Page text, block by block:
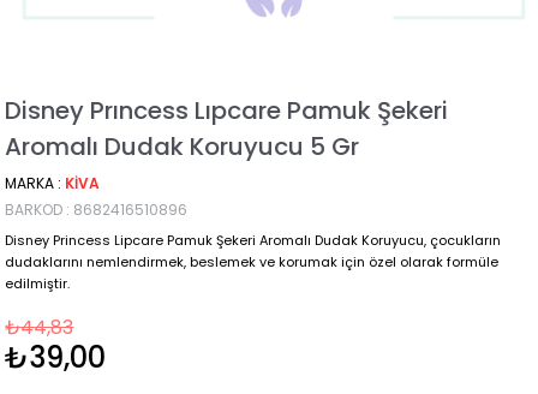
Disney Prıncess Lıpcare Pamuk Şekeri
Aromalı Dudak Koruyucu 5 Gr
MARKA : KIVA
BARKOD : 8682416510896
Disney Princess Lipcare Pamuk Şekeri Aromalı Dudak Koruyucu, çocukların
dudaklarını nemlendirmek, beslemek ve korumak için özel olarak formüle
edilmiştir.
₺44,83
₺39,00